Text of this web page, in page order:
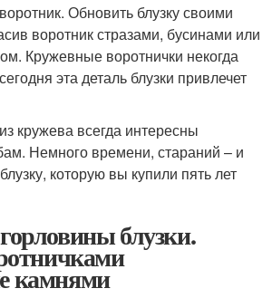
Обновить блузку своими
воротник стразами, бусинами или
Кружевные воротнички некогда
эта деталь блузки привлечет
кружева всегда интересны
Немного времени, стараний – и
которую вы купили пять лет
блузки.
камнями